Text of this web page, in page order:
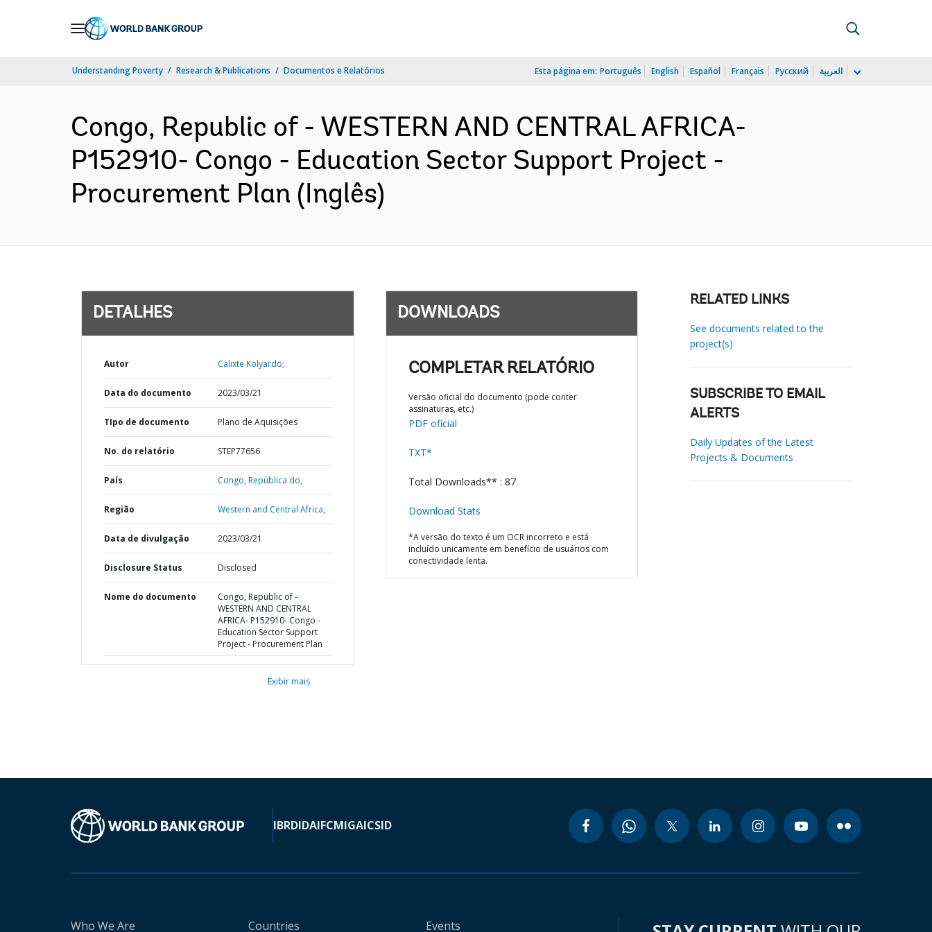
Understanding Poverty Research & Publications Documentos e Relatórios Esta página em: Português English Español Français Русский العربية
Congo, Republic of - WESTERN AND CENTRAL AFRICA-
P152910- Congo - Education Sector Support Project -
Procurement Plan (Inglês)
DETALHES
Autor Calixte Kolyardo;
Data do documento 2023/03/21
TIpo de documento Plano de Aquisições
No. do relatório STEP77656
País Congo,República do,
Região Western and Central Africa,
Data de divulgação 2023/03/21
Disclosure Status Disclosed
Nome do documento
Congo, Republic of -
WESTERN AND CENTRAL
AFRICA- P152910- Congo -
Education Sector Support
Project - Procurement Plan
Exibir mais
DOWNLOADS
COMPLETAR RELATÓRIO
Versão oficial do documento (pode conter
assinaturas, etc.)
PDF oficial
TXT*
Total Downloads** : 87
Download Stats
*A versão do texto é um OCR incorreto e está
incluído unicamente em benefício de usuários com
conectividade lenta.
RELATED LINKS
See documents related to the
project(s)
SUBSCRIBE TO EMAIL
ALERTS
Daily Updates of the Latest
Projects & Documents
IBRDIDAIFCMIGAICSID
Who We Are Countries Events